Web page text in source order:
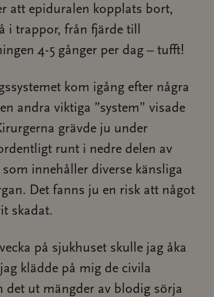
att epiduralen kopplats bort,
i trappor, från fjärde till
4-5 gånger per dag – tufft!
kom igång efter några
andra viktiga ”system” visade
grävde ju under
runt i nedre delen av
innehåller diverse känsliga
Det fanns ju en risk att något
skadat.
på sjukhuset skulle jag åka
klädde på mig de civila
det ut mängder av blodig sörja